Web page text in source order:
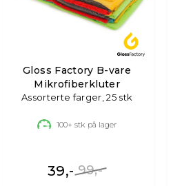
Gloss Factory B-vare
Mikrofiberkluter
Assorterte farger, 25 stk
100+ stk på lager
99,-
39,-